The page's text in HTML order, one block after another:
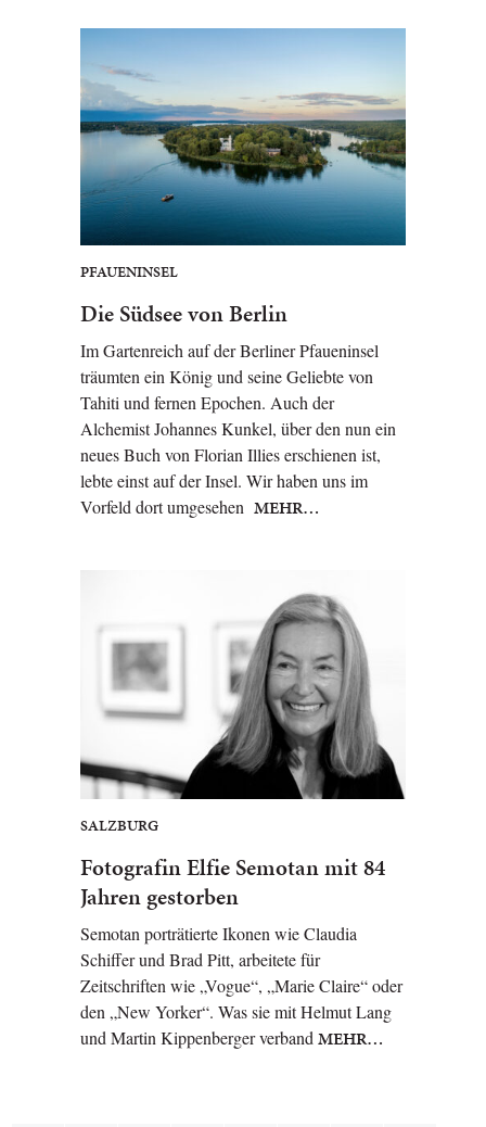
PFAUENINSEL
Die Südsee von Berlin
Im Gartenreich auf der Berliner Pfaueninsel
träumten ein König und seine Geliebte von
Tahiti und fernen Epochen. Auch der
Alchemist Johannes Kunkel, über den nun ein
neues Buch von Florian Illies erschienen ist,
lebte einst auf der Insel. Wir haben uns im
Vorfeld dort umgesehen MEHR…
SALZBURG
Fotografin Elfie Semotan mit 84
Jahren gestorben
Semotan porträtierte Ikonen wie Claudia
Schiffer und Brad Pitt, arbeitete für
Zeitschriften wie „Vogue“, „Marie Claire“ oder
den „New Yorker“. Was sie mit Helmut Lang
und Martin Kippenberger verband MEHR…